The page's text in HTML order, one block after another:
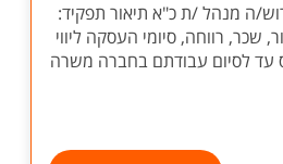
ה מנהל /ת כ"א תיאור תפקיד:
שכר, רווחה, סיומי העסקה ליווי
עד לסיום עבודתם בחברה משרה